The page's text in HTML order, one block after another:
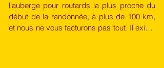
l'auberge pour routards la plus proche du
début de la randonnée, à plus de 100 km,
et nous ne vous facturons pas tout. Il existe